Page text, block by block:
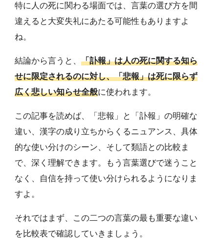
特に人の死に関わる場面では、言葉の選び方を間
違えると大変失礼にあたる可能性もありますよ
ね。
結論から言うと、 「訃報」は人の死に関する知ら
せに限定されるのに対し、「悲報」は死に限らず
広く悲しい知らせ全般に使われます。
この記事を読めば、「悲報」と「訃報」の明確な
違い、漢字の成り立ちからくるニュアンス、具体
的な使い分けのシーン、そして類語との比較ま
で、深く理解できます。もう言葉選びで迷うこと
なく、自信を持って使い分けられるようになりま
すよ。
それではまず、この二つの言葉の最も重要な違い
を比較表で確認していきましょう。